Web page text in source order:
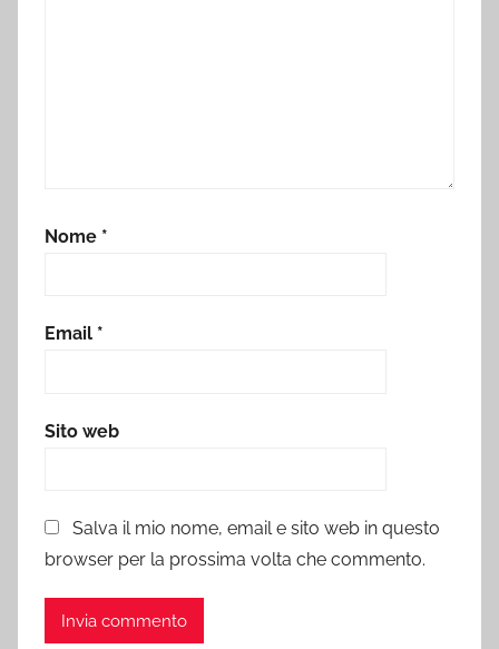
Nome *
Email *
Sito web
Salva il mio nome, email e sito web in questo
browser per la prossima volta che commento.